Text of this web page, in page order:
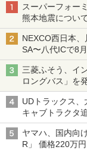
スーパーフォー
熊本地震につい
NEXCO西日本
SA〜八代ICで8
三菱ふそう、イ
ロングバス」を
バス
UDトラックス、
キャブトラクタ
ヤマハ、国内向
R」 価格220万円